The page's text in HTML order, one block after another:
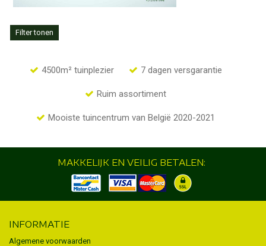
Filter tonen
4500m² tuinplezier 7 dagen versgarantie
Ruim assortiment
Mooiste tuincentrum van België 2020-2021
MAKKELIJK EN VEILIG BETALEN:
INFORMATIE
Algemene voorwaarden